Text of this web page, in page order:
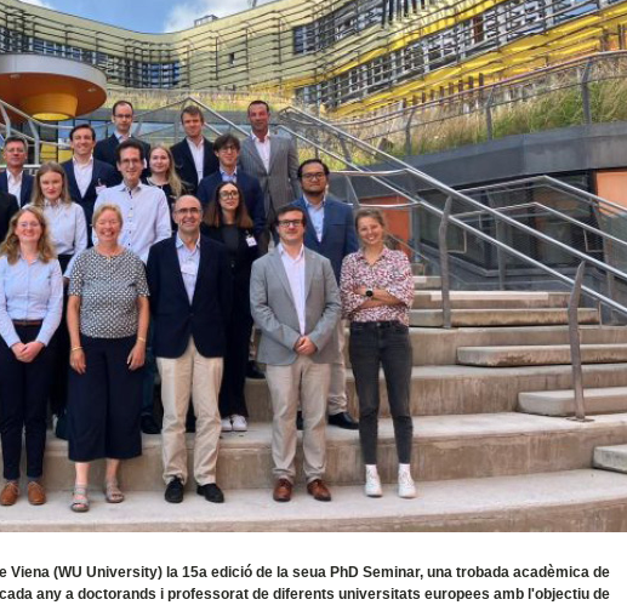
(WU University) la 15a edició de la seua PhD Seminar, una trobada acadèmica de
any a doctorands i professorat de diferents universitats europees amb l'objectiu de